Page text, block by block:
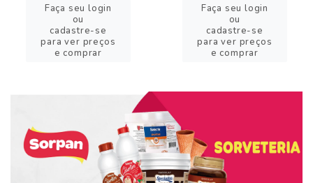
Faça seu login
ou
cadastre-se
para ver preços
e comprar
Faça seu login
ou
cadastre-se
para ver preços
e comprar